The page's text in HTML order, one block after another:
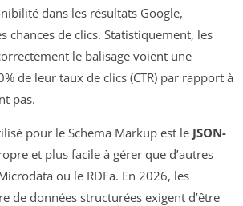
dans les résultats Google,
chances de clics. Statistiquement, les
le balisage voient une
de leur taux de clics (CTR) par rapport à
pas.
pour le Schema Markup est le JSON-
et plus facile à gérer que d’autres
ou le RDFa. En 2026, les
de données structurées exigent d’être